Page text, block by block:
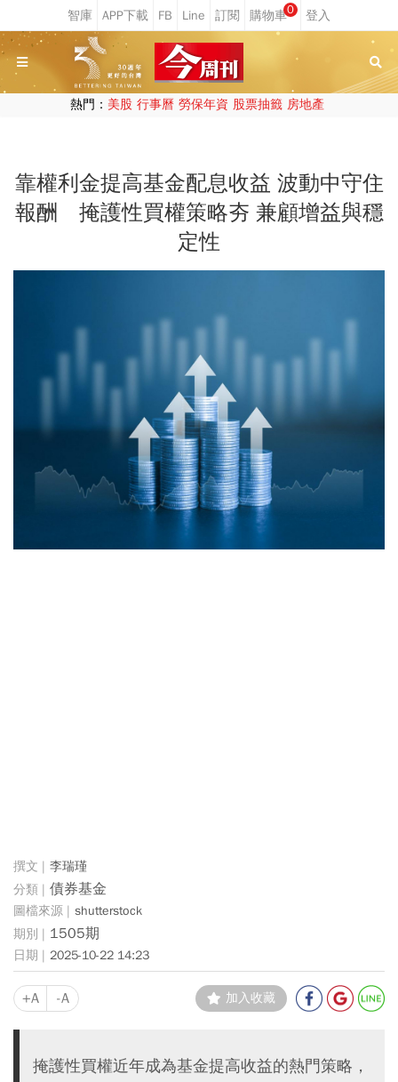
0
熱門： 美股 行事曆 勞保年資 股票抽籤 房地產
靠權利金提高基金配息收益 波動中守住
報酬 掩護性買權策略夯 兼顧增益與穩
定性
李瑞瑾
債券基金
shutterstock
1505期
2025-10-22 14:23
+A -A 加入收藏
掩護性買權近年成為基金提高收益的熱門策略，